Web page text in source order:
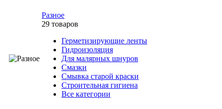
Разное
29 товаров
Герметизирующие ленты
Гидроизоляция
Для малярных шнуров
Смазки
Смывка старой краски
Строительная гигиена
Все категории